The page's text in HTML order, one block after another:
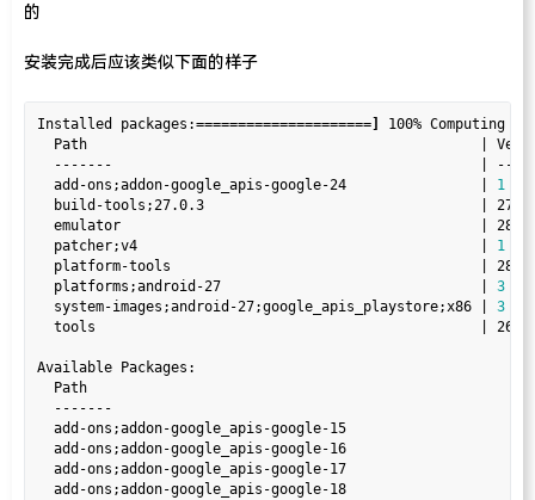
的
安装完成后应该类似下面的样子
Installed packages:=====================]
100% Computing
Path                                               |
-------                                            |
  add-ons;addon-google_apis-google-24                |
1
build-tools;27.0.3                                 |
emulator                                           |
  patcher;v4                                         |
1
platform-tools                                     |
  platforms;android-27                               |
3
  system-images;android-27;google_apis_playstore;x86 |
3
tools                                              |
Available Packages:
Path
-------
add-ons;addon-google_apis-google-15
add-ons;addon-google_apis-google-16
add-ons;addon-google_apis-google-17
add-ons;addon-google_apis-google-18